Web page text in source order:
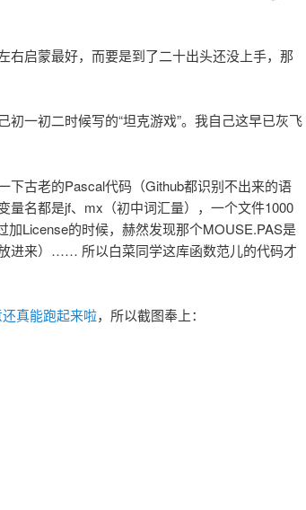
右启蒙最好，而要是到了二十出头还没上手，那
初一初二时候写的“坦克游戏”。我自己这早已灰飞
下古老的Pascal代码（Github都识别不出来的语
名都是jf、mx（初中词汇量），一个文件1000
加License的时候，赫然发现那个MOUSE.PAS是
进来）…… 所以白菜同学这库函数范儿的代码才
真能跑起来啦，所以截图奉上：